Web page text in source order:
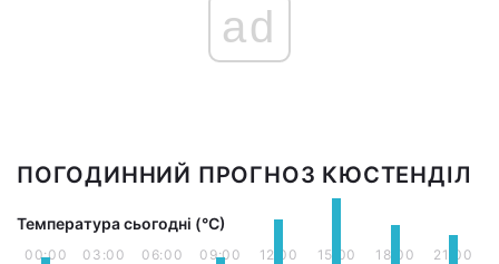
ad
ПОГОДИННИЙ ПРОГНОЗ КЮСТЕНДІЛ
Температура сьогодні (°С)
00:00 03:00 06:00 09:00 12:00 15:00 18:00 21:00